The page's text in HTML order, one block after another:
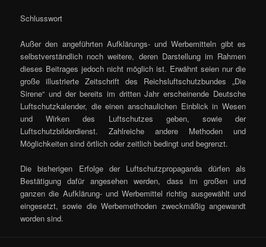
Schlusswort
Außer den angeführten Aufklärungs- und Werbemitteln gibt es
selbstverständlich noch weitere, deren Darstellung im Rahmen
dieses Beitrages jedoch nicht möglich ist. Erwähnt seien nur die
große illustrierte Zeitschrift des Reichsluftschutzbundes „Die
Sirene“ und der bereits im dritten Jahr erscheinende Deutsche
Luftschutzkalender, die einen anschaulichen Einblick in Wesen
und Wirken des Luftschutzes geben, sowie der
Luftschutzbilderdienst. Zahlreiche andere Methoden und
Möglichkeiten sind örtlich oder zeitlich bedingt und begrenzt.
Die bisherigen Erfolge der Luftschutzpropaganda dürfen als
Bestätigung dafür angesehen werden, dass im großen und
ganzen die Aufklärung- und Werbemittel richtig ausgewählt und
eingesetzt, sowie die Werbemethoden zweckmäßig angewandt
worden sind.